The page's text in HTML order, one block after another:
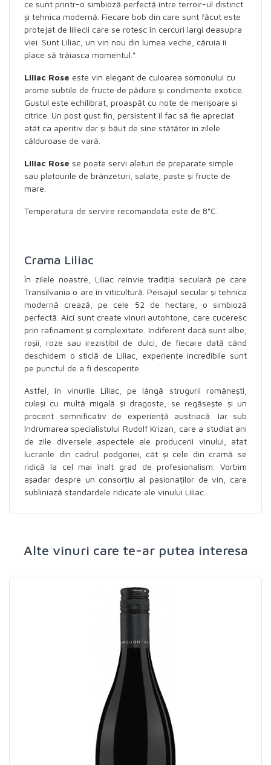
ce sunt printr-o simbioză perfectă între terroir-ul distinct
și tehnica modernă. Fiecare bob din care sunt făcut este
protejat de liliecii care se rotesc în cercuri largi deasupra
viei. Sunt Liliac, un vin nou din lumea veche, căruia îi
place să trăiasca momentul."
Liliac Rose este vin elegant de culoarea somonului cu
arome subtile de fructe de pădure și condimente exotice.
Gustul este echilibrat, proaspăt cu note de merișoare și
citrice. Un post gust fin, persistent îl fac să fie apreciat
atât ca aperitiv dar și băut de sine stătător în zilele
călduroase de vară.
Liliac Rose se poate servi alaturi de preparate simple
sau platourile de brânzeturi, salate, paste și fructe de
mare.
Temperatura de servire recomandata este de 8°C.
Crama Liliac
În zilele noastre, Liliac reînvie tradiţia seculară pe care
Transilvania o are în viticultură. Peisajul secular şi tehnica
modernă crează, pe cele 52 de hectare, o simbioză
perfectă. Aici sunt create vinuri autohtone, care cuceresc
prin rafinament şi complexitate. Indiferent dacă sunt albe,
roşii, roze sau irezistibil de dulci, de fiecare dată când
deschidem o sticlă de Liliac, experienţe incredibile sunt
pe punctul de a fi descoperite.
Astfel, în vinurile Liliac, pe lângă strugurii româneşti,
culeşi cu multă migală şi dragoste, se regăseşte și un
procent semnificativ de experienţă austriacă. Iar sub
îndrumarea specialistului Rudolf Krizan, care a studiat ani
de zile diversele aspectele ale producerii vinului, atat
lucrarile din cadrul podgoriei, cât şi cele din cramă se
ridică la cel mai înalt grad de profesionalism. Vorbim
aşadar despre un consorţiu al pasionaților de vin, care
subliniază standardele ridicate ale vinului Liliac.
Alte vinuri care te-ar putea interesa